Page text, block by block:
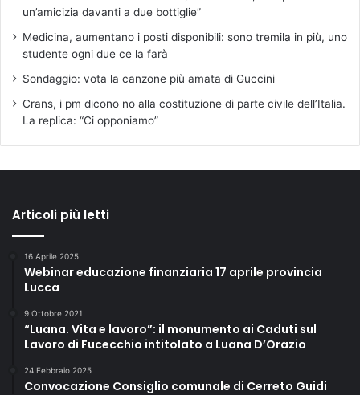
un’amicizia davanti a due bottiglie”
Medicina, aumentano i posti disponibili: sono tremila in più, uno
studente ogni due ce la farà
Sondaggio: vota la canzone più amata di Guccini
Crans, i pm dicono no alla costituzione di parte civile dell’Italia.
La replica: “Ci opponiamo”
Articoli più letti
16 Aprile 2025
Webinar educazione finanziaria 17 aprile provincia
Lucca
9 Ottobre 2021
“Luana. Vita e lavoro”: il monumento ai Caduti sul
Lavoro di Fucecchio intitolato a Luana D’Orazio
24 Febbraio 2025
Convocazione Consiglio comunale di Cerreto Guidi